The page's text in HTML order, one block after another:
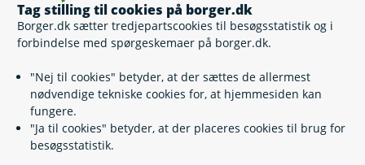
Tag stilling til cookies på borger.dk
Borger.dk sætter tredjepartscookies til besøgsstatistik og i
forbindelse med spørgeskemaer på borger.dk.
"Nej til cookies" betyder, at der sættes de allermest
nødvendige tekniske cookies for, at hjemmesiden kan
fungere.
"Ja til cookies" betyder, at der placeres cookies til brug for
besøgsstatistik.
Læs også
Relaterede emner
Kommunal sygepleje og hjemmehjælp efter
sygehusophold
Helhedspleje